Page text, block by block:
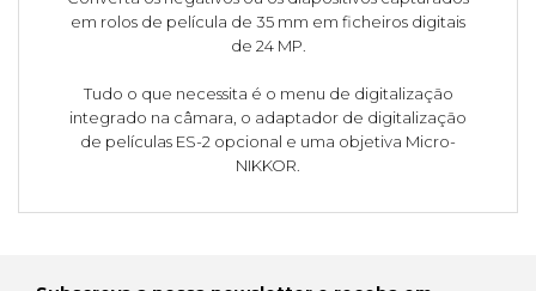
em rolos de película de 35 mm em ficheiros digitais
de 24 MP.
Tudo o que necessita é o menu de digitalização
integrado na câmara, o adaptador de digitalização
de películas ES-2 opcional e uma objetiva Micro-
NIKKOR.